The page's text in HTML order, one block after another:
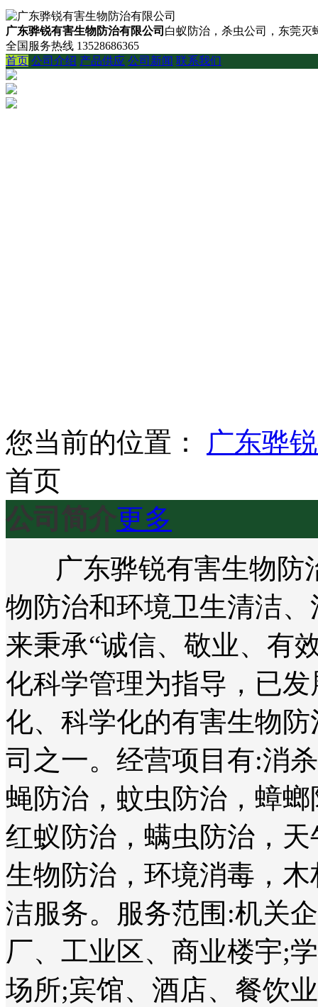
广东骅锐有害生物防治有限公司 白蚁防治，杀虫公司，东莞灭
全国服务热线 13528686365
首页 公司介绍 产品供应 公司新闻 联系我们
您当前的位置：
广东骅
首页
公司简介更多
广东骅锐有害生物防
物防治和环境卫生清洁
来秉承“诚信、敬业、有
化科学管理为指导，已
化、科学化的有害生物
司之一。经营项目有:消
蝇防治，蚊虫防治，蟑
红蚁防治，螨虫防治，
生物防治，环境消毒，
洁服务。服务范围:机关
厂、工业区、商业楼宇;
场所;宾馆、酒店、餐饮